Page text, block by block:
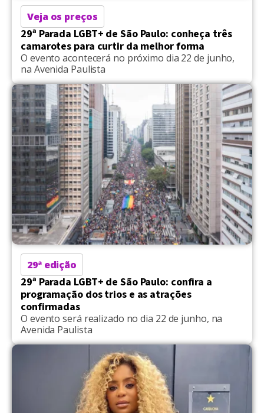
Veja os preços
29ª Parada LGBT+ de São Paulo: conheça três
camarotes para curtir da melhor forma
O evento acontecerá no próximo dia 22 de junho,
na Avenida Paulista
29ª edição
29ª Parada LGBT+ de São Paulo: confira a
programação dos trios e as atrações
confirmadas
O evento será realizado no dia 22 de junho, na
Avenida Paulista